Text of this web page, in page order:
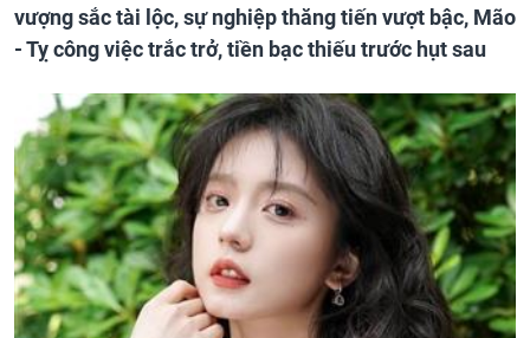
vượng sắc tài lộc, sự nghiệp thăng tiến vượt bậc, Mão
- Tỵ công việc trắc trở, tiền bạc thiếu trước hụt sau